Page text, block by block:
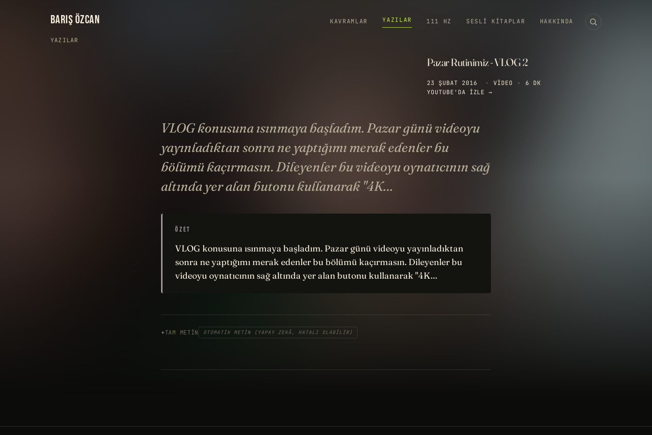
BARIŞ ÖZCAN KAVRAMLAR YAZILAR 111 HZ SESLI KITAPLAR HAKKINDA
YAZILAR
Pazar Rutinimiz - VLOG 2
23 ŞUBAT 2016 · VIDEO ·
6 DK
YOUTUBE'DA IZLE →
VLOG konusuna ısınmaya başladım. Pazar günü videoyu
yayınladıktan sonra ne yaptığımı merak edenler bu
bölümü kaçırmasın. Dileyenler bu videoyu oynatıcının sağ
altında yer alan butonu kullanarak "4K…
ÖZET
VLOG konusuna ısınmaya başladım. Pazar günü videoyu yayınladıktan
sonra ne yaptığımı merak edenler bu bölümü kaçırmasın. Dileyenler bu
videoyu oynatıcının sağ altında yer alan butonu kullanarak "4K…
TAM METIN OTOMATIK METIN (YAPAY ZEKÂ, HATALI OLABILIR)